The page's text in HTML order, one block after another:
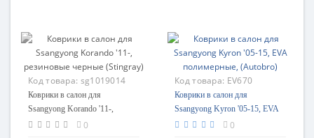
Код товара: sg1019014
Коврики в салон для
Ssangyong Korando '11-,
резиновые черные (Stingray)
0
Код товара: EV670
Коврики в салон для
Ssangyong Kyron '05-15, EVA
полимерные, (Autobro)
0